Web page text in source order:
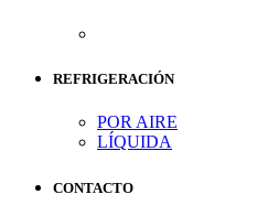
REFRIGERACIÓN
POR AIRE
LÍQUIDA
CONTACTO